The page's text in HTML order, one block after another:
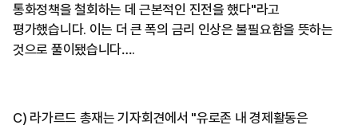
통화정책을 철회하는 데 근본적인 진전을 했다"라고
평가했습니다. 이는 더 큰 폭의 금리 인상은 불필요함을 뜻하는
것으로 풀이됐습니다….
C) 라가르드 총재는 기자회견에서 "유로존 내 경제활동은